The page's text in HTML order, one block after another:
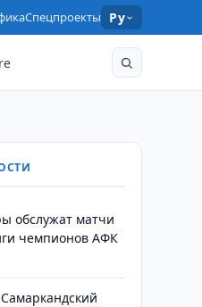
Спецпроекты Ру
обслужат матчи
чемпионов АФК